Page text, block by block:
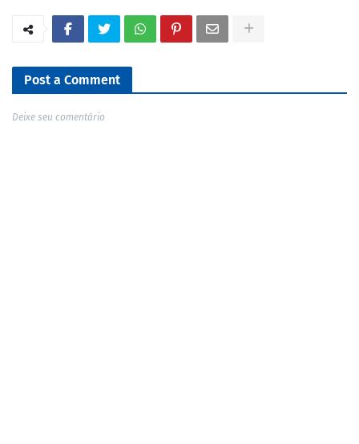
Post a Comment
Deixe seu comentário